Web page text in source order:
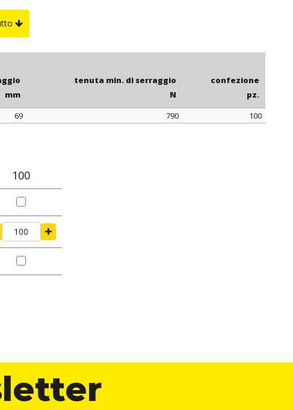
esterna, non è a contatto con i cavi; ciò consente di non
i cavi anche se utilizzate in ambienti con elevate vibrazioni.
mm
tenuta min. di serraggio
N
confezione
pz.
69 790
100
100